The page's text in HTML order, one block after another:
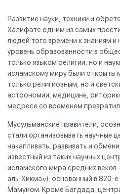
Развитие науки, техники и
Халифате одним из самых
людей того времени к знаниям
уровень образованности в
только языком религии, но и
исламскому миру были открыты
только религиозным, но и
астрономии, медицине,
медресе со временем
Мусульманские правители,
стали организовывать научные
накапливать, развивать и
известный из таких научных
исламского мира средних
аль-Хикма»), основанный в 820-
Мамуном. Кроме Багдада,